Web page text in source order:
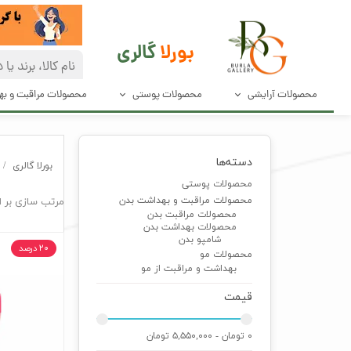
بورلاگالری
محصولات آرایشی
آرایش صورت
آرایش چشم و مژه
محصولات پوستی
مراقبت پوست
محصولات مراقبت و
دئودرانت و
محصولات
محصولات
دسته‌ها
محصولات پوستی
محصولات مراقبت و بهداشت بدن
محصولات مراقبت بدن
محصولات بهداشت بدن
شامپو بدن
محصولات مو
بهداشت و مراقبت از مو
قیمت
۰ تومان - ۵,۵۵۰,۰۰۰ تومان
بورلا گالری
مرتب سازی
۲۰ درصد